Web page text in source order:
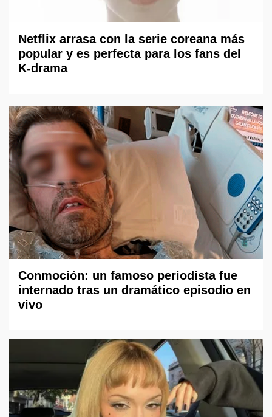
Netflix arrasa con la serie coreana más
popular y es perfecta para los fans del
K-drama
Conmoción: un famoso periodista fue
internado tras un dramático episodio en
vivo